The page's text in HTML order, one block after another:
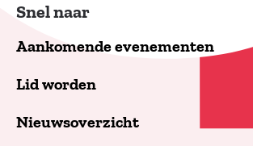
Snel naar
Aankomende evenementen
Lid worden
Nieuwsoverzicht